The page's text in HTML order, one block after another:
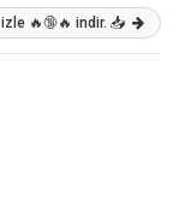
🔥🔞🔥 indir. 📥